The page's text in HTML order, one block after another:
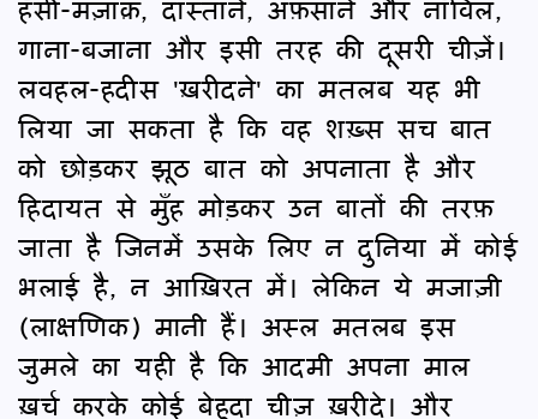
गाना-बजाना और इसी तरह की दूसरी चीज़ें।
लवहल-हदीस 'ख़रीदने' का मतलब यह भी
लिया जा सकता है कि वह शख़्स सच बात
को छोड़कर झूठ बात को अपनाता है और
हिदायत से मुँह मोड़कर उन बातों की तरफ़
जाता है जिनमें उसके लिए न दुनिया में कोई
भलाई है, न आख़िरत में। लेकिन ये मजाज़ी
(लाक्षणिक) मानी हैं। अस्ल मतलब इस
जुमले का यही है कि आदमी अपना माल
ख़र्च करके कोई बेहूदा चीज़ ख़रीदे। और